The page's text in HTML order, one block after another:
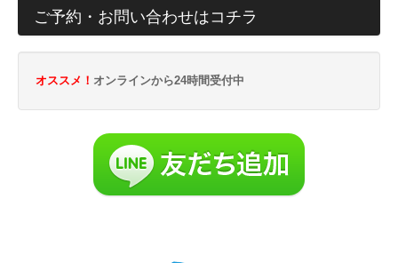
ご予約・お問い合わせはコチラ
オススメ！ オンラインから24時間受付中